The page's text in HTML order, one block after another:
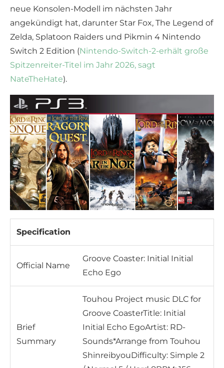
neue Konsolen-Modell im nächsten Jahr
angekündigt hat, darunter Star Fox, The Legend of
Zelda, Splatoon Raiders und Pikmin 4 Nintendo
Switch 2 Edition (Nintendo-Switch-2-erhält große
Spitzenreiter-Titel im Jahr 2026, sagt
NateTheHate).
Specification
Official Name
Groove Coaster: Initial Initial
Echo Ego
Brief
Summary
Touhou Project music DLC for
Groove CoasterTitle: Initial
Initial Echo EgoArtist: RD-
Sounds*Arrange from Touhou
ShinreibyouDifficulty: Simple 2